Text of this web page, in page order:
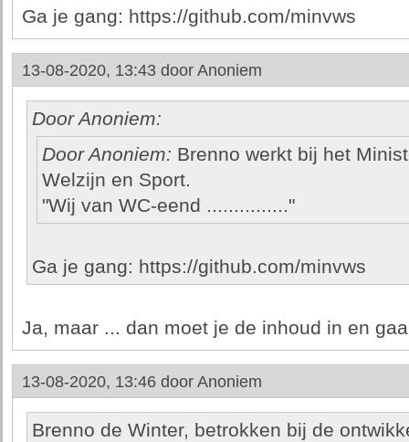
Ga je gang: https://github.com/minvws
13-08-2020, 13:43 door Anoniem
Door Anoniem:
Door Anoniem: Brenno werkt bij het
Welzijn en Sport.
"Wij van WC-eend ..............."
Ga je gang: https://github.com/minvws
Ja, maar ... dan moet je de inhoud in en
13-08-2020, 13:46 door Anoniem
Brenno de Winter, betrokken bij de